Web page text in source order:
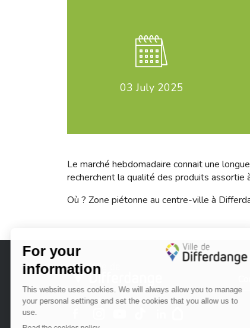
03 July 2025
Le marché hebdomadaire connait une
recherchent la qualité des produits
Où ? Zone piétonne au centre-ville à
City of Differdange
Ville de Differdange sur Instagram